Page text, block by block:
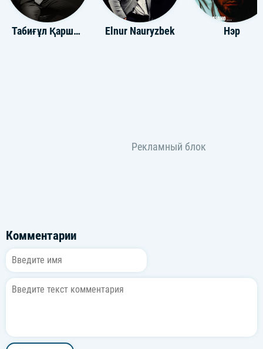
Табиғұл Қаршыға Elnur Nauryzbek Нэр
Комментарии